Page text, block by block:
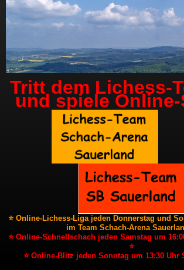
Tritt dem Lichess-
und spiele
⭐ Online-Lichess-Liga jeden Donnerstag und
im Team Schach-Arena
⭐ Online-Schnellschach jeden Samstag um
⭐
⭐ Online-Blitz jeden Sonntag um 13:30 Uhr